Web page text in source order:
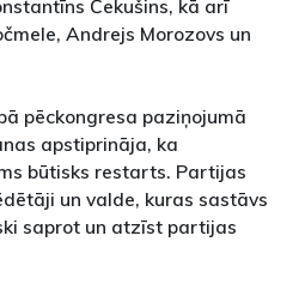
Čekušins, kā arī
Andrejs Morozovs un
pēckongresa paziņojumā
apstiprināja, ka
būtisks restarts. Partijas
un valde, kuras sastāvs
saprot un atzīst partijas